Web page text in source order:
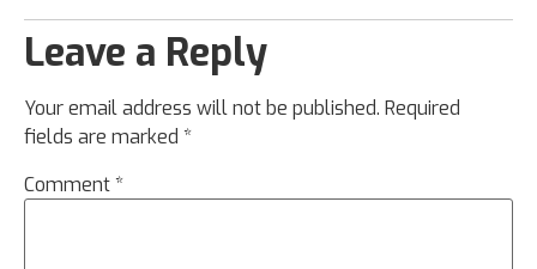
Leave a Reply
Your email address will not be published. Required
fields are marked *
Comment*